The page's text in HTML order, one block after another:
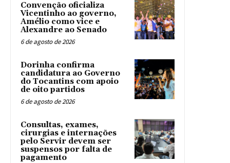
Convenção oficializa
Vicentinho ao governo,
Amélio como vice e
Alexandre ao Senado
6 de agosto de 2026
Dorinha confirma
candidatura ao Governo
do Tocantins com apoio
de oito partidos
6 de agosto de 2026
Consultas, exames,
cirurgias e internações
pelo Servir devem ser
suspensos por falta de
pagamento